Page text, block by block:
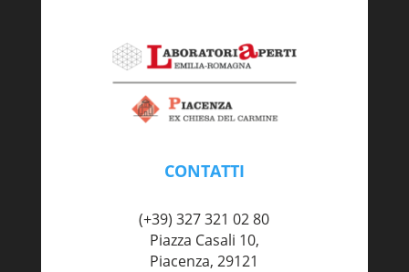
CONTATTI
(+39) 327 321 02 80
Piazza Casali 10,
Piacenza, 29121